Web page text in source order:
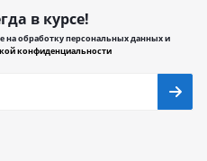
в курсе!
на обработку персональных данных и
конфиденциальности